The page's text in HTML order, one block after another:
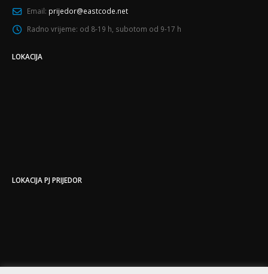
Email: prijedor@eastcode.net
Radno vrijeme: od 8-19 h, subotom od 9-17 h
LOKACIJA
LOKACIJA PJ PRIJEDOR